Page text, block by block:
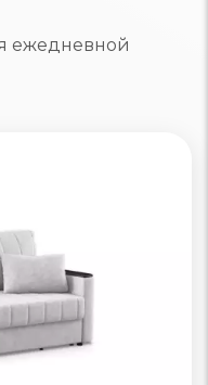
ежедневной